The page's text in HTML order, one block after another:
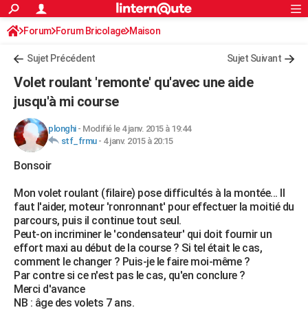
ACTUALITÉS
Politique
Société
Faits Divers
Education
Monde
Villes
+
Programme TV
TNTStreaming
Cinéma
Sorties cinéma
Musique
+FINANCE
Retraite
Impôts
Epargne
Immobilier
Risques naturels par ville
Banque
Assurance
Crédit
AUTO
Essais
Réserver un essai
Citadines
Berlines
SUV
Forum auto
HIGH-TECH
Forum
Aménagement intérieur
Extérieur
Cuisine
Salle de bains
Jardinage
Rangement
WEEK-END
Guides de France
Escapades
Patrimoine
Expositions
Musées
Week-end nature
+LIFESTYLE
Art de vivre
Bien-être
Loisirs
Mode
Modes de vie
SANTE
Alimentation
Guide de la santé
Maladies
Médicaments
Sommeil
VOYAGE
S'inscrire
Connexion
Forum Forum Bricolage Maison
Sujet Précédent Sujet Suivant
Volet roulant 'remonte' qu'avec une aide
jusqu'à mi course
plonghi- Modifié le 4 janv. 2015 à 19:44
stf_frmu- 4 janv. 2015 à 20:15
Bonsoir
Mon volet roulant (filaire) pose difficultés à la montée... Il
faut l'aider, moteur 'ronronnant' pour effectuer la moitié du
parcours, puis il continue tout seul.
Peut-on incriminer le 'condensateur' qui doit fournir un
effort maxi au début de la course ? Si tel était le cas,
comment le changer ? Puis-je le faire moi-même ?
Par contre si ce n'est pas le cas, qu'en conclure ?
Merci d'avance
NB : âge des volets 7 ans.